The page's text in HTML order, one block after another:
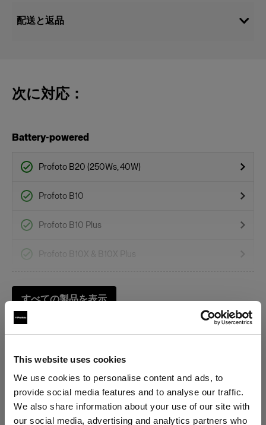
This website uses cookies
We use cookies to personalise content and ads, to
provide social media features and to analyse our traffic.
We also share information about your use of our site with
our social media, advertising and analytics partners who
配送と返品
次に対応：
Battery-powered
Profoto B20 (250Ws, 40W)
Profoto B10
Profoto B10 Plus
Profoto B10X & B10X Plus
すべての製品を表示
仕様：